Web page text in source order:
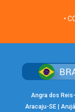
•
Angra dos
Aracaju-SE |